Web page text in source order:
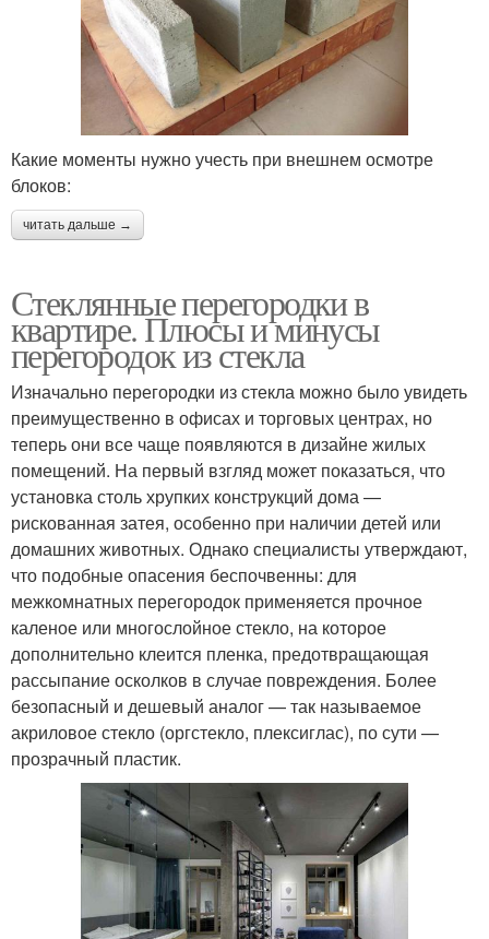
Какие моменты нужно учесть при внешнем осмотре
блоков:
читать дальше →
Стеклянные перегородки в
квартире. Плюсы и минусы
перегородок из стекла
Изначально перегородки из стекла можно было увидеть
преимущественно в офисах и торговых центрах, но
теперь они все чаще появляются в дизайне жилых
помещений. На первый взгляд может показаться, что
установка столь хрупких конструкций дома —
рискованная затея, особенно при наличии детей или
домашних животных. Однако специалисты утверждают,
что подобные опасения беспочвенны: для
межкомнатных перегородок применяется прочное
каленое или многослойное стекло, на которое
дополнительно клеится пленка, предотвращающая
рассыпание осколков в случае повреждения. Более
безопасный и дешевый аналог — так называемое
акриловое стекло (оргстекло, плексиглас), по сути —
прозрачный пластик.